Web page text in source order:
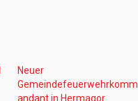
Neuer
Gemeindefeuerwehrkomm
andant in Hermagor